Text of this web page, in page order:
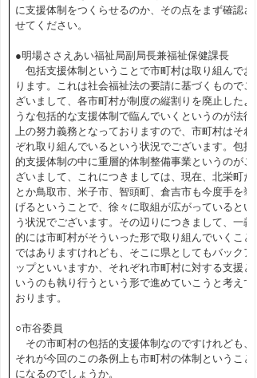
に支援体制をつくらせるのか、その点をまず確認さ
せてください。
●明場ささえあい福祉局副局長兼福祉保健課長
包括支援体制ということで市町村は取り組んでお
ります。これは社会福祉法の要請に基づくものでご
ざいまして、各市町村が制度の縦割りを廃止したよ
うな包括的な支援体制で臨んでいくというのが法律
上の努力義務となっておりますので、市町村はそれ
ぞれ取り組んでいるという状況でございます。包括
的支援体制の中に重層的体制整備事業というのがご
ざいまして、これにつきましては、現在、北栄町だ
とか鳥取市、米子市、智頭町、倉吉市も今度手を挙
げるということで、徐々に取組が広がっているとい
う状況でございます。その辺りにつきまして、一義
的には市町村がそういった形で取り組んでいくこと
ではありますけれども、そこに県としてもバックア
ップといいますか、それぞれ市町村に対する支援と
いうのも執り行うという形で進めていこうと考えて
おります。
○市谷委員
その市町村の包括的支援体制なのですけれども、
それが今回のこの条例上も市町村の体制ということ
になるのでしょうか。